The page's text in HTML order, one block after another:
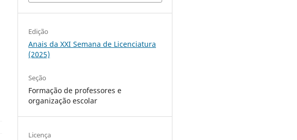
Edição
Anais da XXI Semana de Licenciatura
(2025)
Seção
Formação de professores e
organização escolar
Licença